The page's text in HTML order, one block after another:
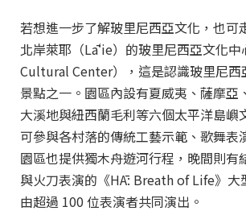
若想進一步了解玻里尼西亞文化，也可
北岸萊耶（Lāʻie）的玻里尼西亞文化
Cultural Center），這是認識玻里尼西
景點之一。園區內設有夏威夷、薩摩亞
大溪地與紐西蘭毛利等六個太平洋島嶼
可參與各村落的傳統工藝示範、歌舞表
園區也提供獨木舟遊河行程，晚間則有
與火刀表演的《HĀ: Breath of Life》大
由超過 100 位表演者共同演出。